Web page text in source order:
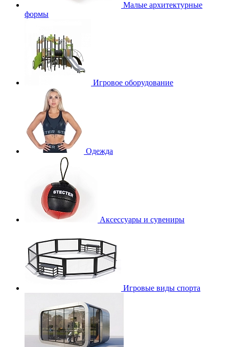
Малые архитектурные
формы
Игровое оборудование
Одежда
Аксессуары и сувениры
Игровые виды спорта